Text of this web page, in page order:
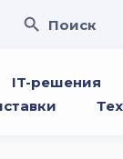
Поиск
IT-решения